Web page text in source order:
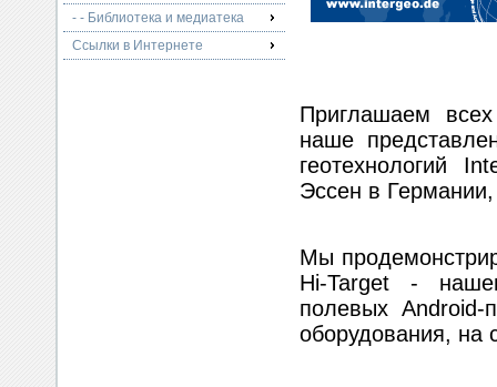
- - Библиотека и медиатека
Ссылки в Интернете
Приглашаем
наше
геотехнологий
Эссен в Германии,
Мы
Hi-Target -
полевых Android-
оборудования, на